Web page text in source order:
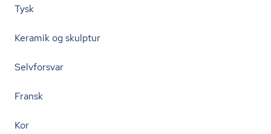
Tysk
Keramik og skulptur
Selvforsvar
Fransk
Kor